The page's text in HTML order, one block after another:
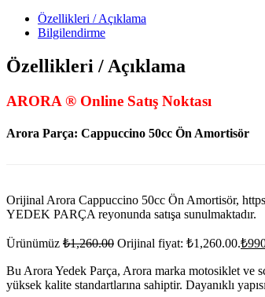
Özellikleri / Açıklama
Bilgilendirme
Özellikleri / Açıklama
ARORA ® Online Satış Noktası
Arora Parça: Cappuccino 50cc Ön Amortisör
Orijinal Arora Cappuccino 50cc Ön Amortisör,
YEDEK PARÇA reyonunda satışa sunulmaktadır.
Ürünümüz ₺1,260.00 Orijinal fiyat: ₺1,260.00.₺
Bu Arora Yedek Parça, Arora marka motosiklet ve
yüksek kalite standartlarına sahiptir. Dayanıklı